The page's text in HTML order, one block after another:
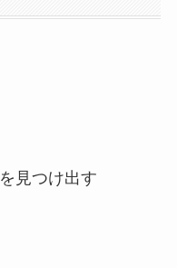
見つけ出す